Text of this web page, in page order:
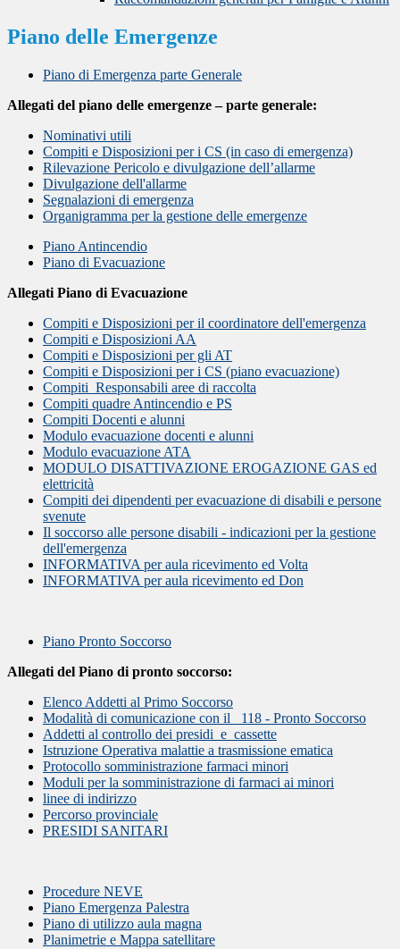
Piano delle Emergenze
Piano di Emergenza parte Generale
Allegati del piano delle emergenze – parte generale:
Nominativi utili
Compiti e Disposizioni per i CS (in caso di emergenza)
Rilevazione Pericolo e divulgazione dell’allarme
Divulgazione dell'allarme
Segnalazioni di emergenza
Organigramma per la gestione delle emergenze
Piano Antincendio
Piano di Evacuazione
Allegati Piano di Evacuazione
Compiti e Disposizioni per il coordinatore dell'emergenza
Compiti e Disposizioni AA
Compiti e Disposizioni per gli AT
Compiti e Disposizioni per i CS (piano evacuazione)
Compiti Responsabili aree di raccolta
Compiti quadre Antincendio e PS
Compiti Docenti e alunni
Modulo evacuazione docenti e alunni
Modulo evacuazione ATA
MODULO DISATTIVAZIONE EROGAZIONE GAS ed
elettricità
Compiti dei dipendenti per evacuazione di disabili e persone
svenute
Il soccorso alle persone disabili - indicazioni per la gestione
dell'emergenza
INFORMATIVA per aula ricevimento ed Volta
INFORMATIVA per aula ricevimento ed Don
Piano Pronto Soccorso
Allegati del Piano di pronto soccorso:
Elenco Addetti al Primo Soccorso
Modalità di comunicazione con il
118 - Pronto Soccorso
Addetti al controllo dei presidi e cassette
Istruzione Operativa malattie a trasmissione ematica
Protocollo somministrazione farmaci minori
Moduli per la somministrazione di farmaci ai minori
linee di indirizzo
Percorso provinciale
PRESIDI SANITARI
Procedure NEVE
Piano Emergenza Palestra
Piano di utilizzo aula magna
Planimetrie e Mappa satellitare